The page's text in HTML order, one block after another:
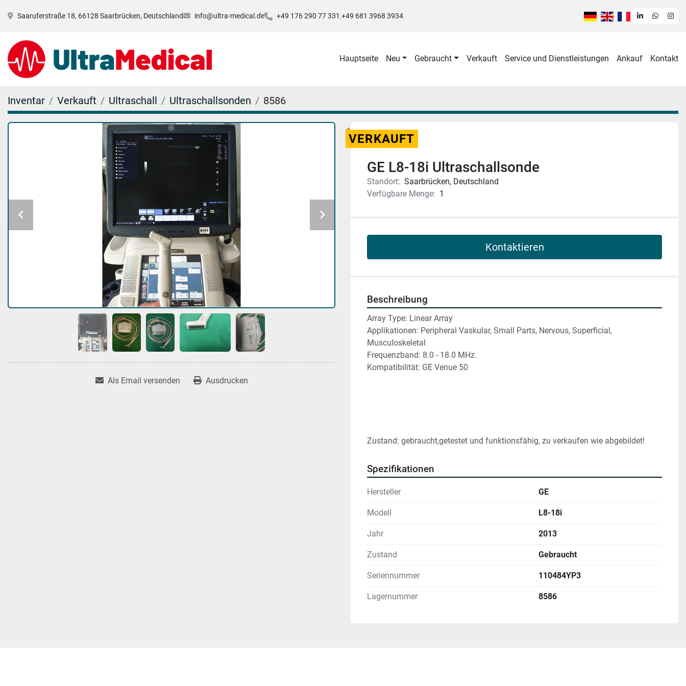
Saaruferstraße 18, 66128 Saarbrücken, Deutschland info@ultra-medical.de +49 176 290 77 331 +49 681 3968 3934 linkedin
Hauptseite Neu Gebraucht Verkauft Service und Dienstleistungen Ankauf Kontakt
Inventar Verkauft Ultraschall Ultraschallsonden 8586
Als Email versenden Ausdrucken
VERKAUFT
GE L8-18i Ultraschallsonde
Standort: Saarbrücken, Deutschland
Verfügbare Menge: 1
Kontaktieren
Beschreibung
Array Type: Linear Array
Applikationen: Peripheral Vaskular, Small Parts, Nervous, Superficial,
Musculoskeletal
Frequenzband: 8.0 - 18.0 MHz.
Kompatibilität: GE Venue 50
Zustand: gebraucht,getestet und funktionsfähig, zu verkaufen wie abgebildet!
Spezifikationen
Hersteller GE
Modell L8-18i
Jahr 2013
Zustand Gebraucht
Seriennummer 110484YP3
Lagernummer 8586